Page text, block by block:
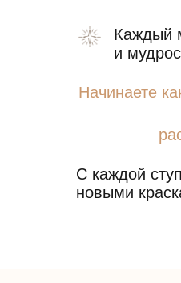
С каждой
новыми
Начинаете
Каждый
и